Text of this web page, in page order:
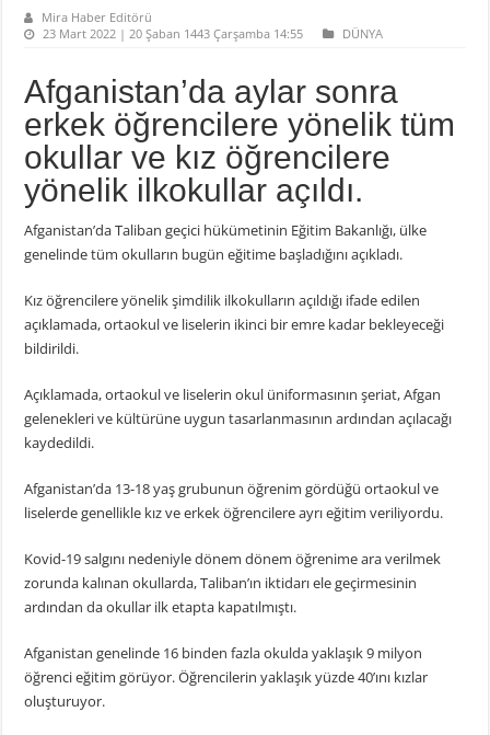
Mira Haber Editörü
23 Mart 2022 | 20 Şaban 1443 Çarşamba 14:55
DÜNYA
Afganistan’da aylar sonra
erkek öğrencilere yönelik tüm
okullar ve kız öğrencilere
yönelik ilkokullar açıldı.
Afganistan’da Taliban geçici hükümetinin Eğitim Bakanlığı, ülke
genelinde tüm okulların bugün eğitime başladığını açıkladı.
Kız öğrencilere yönelik şimdilik ilkokulların açıldığı ifade edilen
açıklamada, ortaokul ve liselerin ikinci bir emre kadar bekleyeceği
bildirildi.
Açıklamada, ortaokul ve liselerin okul üniformasının şeriat, Afgan
gelenekleri ve kültürüne uygun tasarlanmasının ardından açılacağı
kaydedildi.
Afganistan’da 13-18 yaş grubunun öğrenim gördüğü ortaokul ve
liselerde genellikle kız ve erkek öğrencilere ayrı eğitim veriliyordu.
Kovid-19 salgını nedeniyle dönem dönem öğrenime ara verilmek
zorunda kalınan okullarda, Taliban’ın iktidarı ele geçirmesinin
ardından da okullar ilk etapta kapatılmıştı.
Afganistan genelinde 16 binden fazla okulda yaklaşık 9 milyon
öğrenci eğitim görüyor. Öğrencilerin yaklaşık yüzde 40’ını kızlar
oluşturuyor.